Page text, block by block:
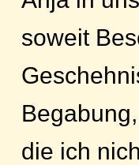
soweit
die ich